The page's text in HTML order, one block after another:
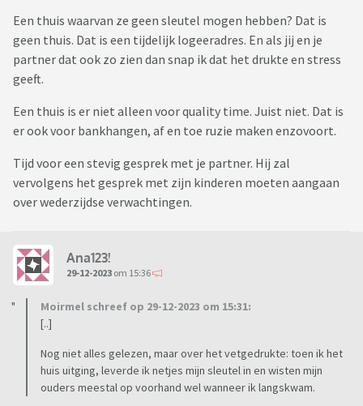
Een thuis waarvan ze geen sleutel mogen hebben? Dat is
geen thuis. Dat is een tijdelijk logeeradres. En als jij en je
partner dat ook zo zien dan snap ik dat het drukte en stress
geeft.
Een thuis is er niet alleen voor quality time. Juist niet. Dat is
er ook voor bankhangen, af en toe ruzie maken enzovoort.
Tijd voor een stevig gesprek met je partner. Hij zal
vervolgens het gesprek met zijn kinderen moeten aangaan
over wederzijdse verwachtingen.
Ana123!
29-12-2023 om 15:36
Moirmel schreef op 29-12-2023 om 15:31:
[..]
Nog niet alles gelezen, maar over het vetgedrukte: toen ik het
huis uitging, leverde ik netjes mijn sleutel in en wisten mijn
ouders meestal op voorhand wel wanneer ik langskwam.